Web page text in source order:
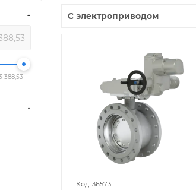
С электроприводом
Код: 36573
388,53